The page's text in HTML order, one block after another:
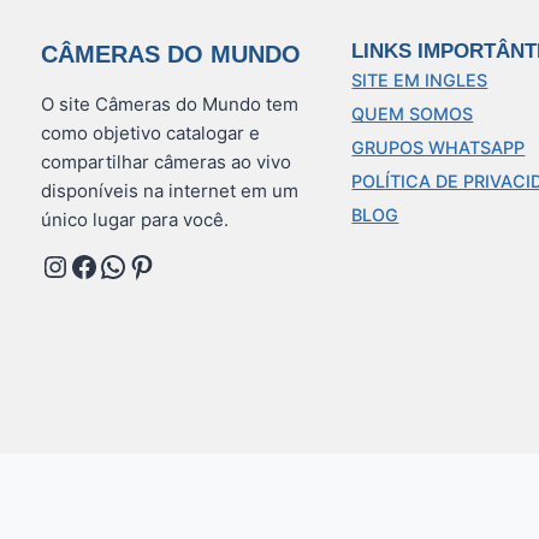
CÂMERAS DO MUNDO
O site Câmeras do Mundo tem
como objetivo catalogar e
compartilhar câmeras ao vivo
disponíveis na internet em um
único lugar para você.
Instagram
Facebook
WhatsApp
Pinterest
LINKS
SITE EM INGLES
QUEM SOMOS
GRUPOS WHATSAPP
POLÍTICA DE
BLOG